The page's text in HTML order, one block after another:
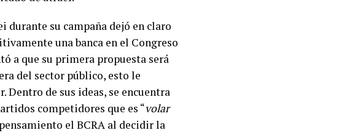
durante su campaña dejó en claro
una banca en el Congreso
a que su primera propuesta será
del sector público, esto le
de sus ideas, se encuentra
competidores que es “volar
el BCRA al decidir la